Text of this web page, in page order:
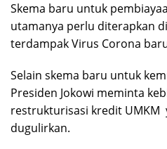
Skema baru untuk
utamanya perlu diterapkan
terdampak Virus Corona
Selain skema baru untuk
Presiden Jokowi meminta
restrukturisasi kredit UMKM
dugulirkan.